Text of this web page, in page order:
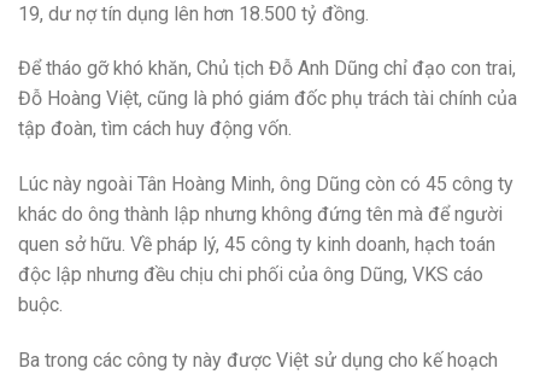
19, dư nợ tín dụng lên hơn 18.500 tỷ đồng.
Để tháo gỡ khó khăn, Chủ tịch Đỗ Anh Dũng chỉ đạo con trai,
Đỗ Hoàng Việt, cũng là phó giám đốc phụ trách tài chính của
tập đoàn, tìm cách huy động vốn.
Lúc này ngoài Tân Hoàng Minh, ông Dũng còn có 45 công ty
khác do ông thành lập nhưng không đứng tên mà để người
quen sở hữu. Về pháp lý, 45 công ty kinh doanh, hạch toán
độc lập nhưng đều chịu chi phối của ông Dũng, VKS cáo
buộc.
Ba trong các công ty này được Việt sử dụng cho kế hoạch